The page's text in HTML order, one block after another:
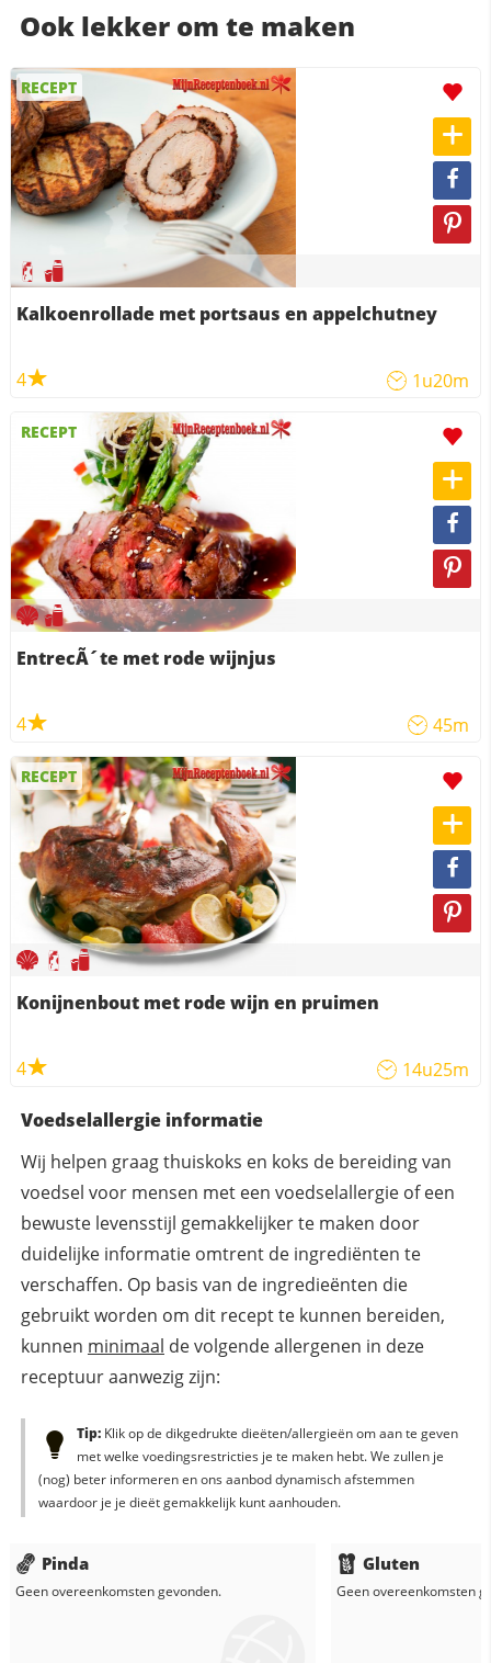
Ook lekker om te maken
RECEPT
Kalkoenrollade met portsaus en appelchutney
4 1u20m
RECEPT
EntrecÃ´te met rode wijnjus
4 45m
RECEPT
Konijnenbout met rode wijn en pruimen
4 14u25m
Voedselallergie informatie
Wij helpen graag thuiskoks en koks de bereiding van
voedsel voor mensen met een voedselallergie of een
bewuste levensstijl gemakkelijker te maken door
duidelijke informatie omtrent de ingrediënten te
verschaffen. Op basis van de ingredieënten die
gebruikt worden om dit recept te kunnen bereiden,
kunnen minimaal de volgende allergenen in deze
receptuur aanwezig zijn:
Tip:Klik op de dikgedrukte dieëten/allergieën om aan te geven
met welke voedingsrestricties je te maken hebt. We zullen je
(nog) beter informeren en ons aanbod dynamisch afstemmen
waardoor je je dieët gemakkelijk kunt aanhouden.
Pinda
Geen overeenkomsten gevonden.
Gluten
Geen overeenkomsten